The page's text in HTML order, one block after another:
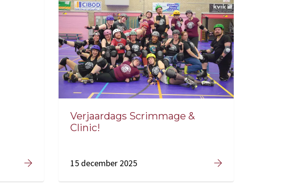
Verjaardags Scrimmage &
Clinic!
15 december 2025